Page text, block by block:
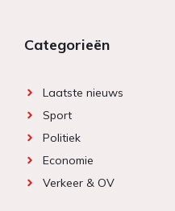
Categorieën
Laatste nieuws
Sport
Politiek
Economie
Verkeer & OV